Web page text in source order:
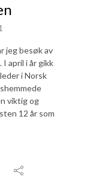
jeg besøk av
april i år gikk
i Norsk
viktig og
12 år som